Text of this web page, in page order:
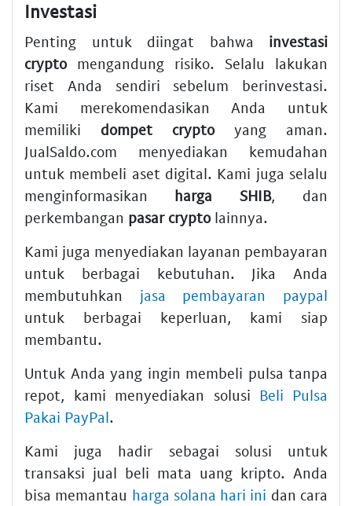
Investasi
Penting untuk diingat bahwa investasi
cryptomengandung risiko. Selalu lakukan
riset Anda sendiri sebelum berinvestasi.
Kami merekomendasikan Anda untuk
memiliki dompet cryptoyang aman.
JualSaldo.com menyediakan kemudahan
untuk membeli aset digital. Kami juga selalu
menginformasikan harga SHIB, dan
perkembangan pasar cryptolainnya.
Kami juga menyediakan layanan pembayaran
untuk berbagai kebutuhan. Jika Anda
membutuhkan jasa pembayaran paypal
untuk berbagai keperluan, kami siap
membantu.
Untuk Anda yang ingin membeli pulsa tanpa
repot, kami menyediakan solusi Beli Pulsa
Pakai PayPal.
Kami juga hadir sebagai solusi untuk
transaksi jual beli mata uang kripto. Anda
bisa memantau harga solana hari ini dan cara